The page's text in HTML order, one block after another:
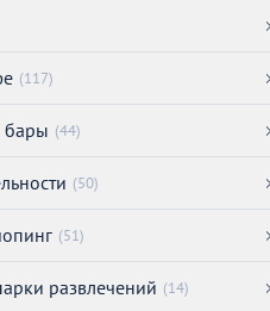
(117)
бары (44)
(50)
(51)
развлечений (14)